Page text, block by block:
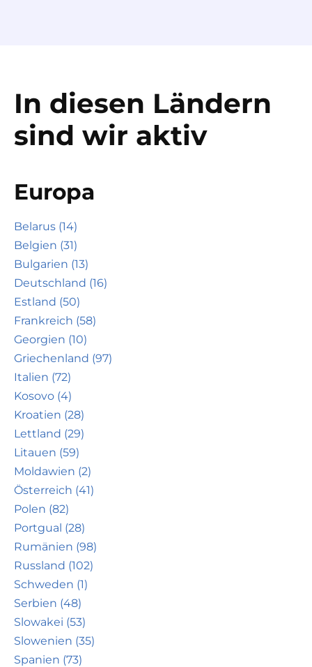
In diesen Ländern
sind wir aktiv
Europa
Belarus (14)
Belgien (31)
Bulgarien (13)
Deutschland (16)
Estland (50)
Frankreich (58)
Georgien (10)
Griechenland (97)
Italien (72)
Kosovo (4)
Kroatien (28)
Lettland (29)
Litauen (59)
Moldawien (2)
Österreich (41)
Polen (82)
Portgual (28)
Rumänien (98)
Russland (102)
Schweden (1)
Serbien (48)
Slowakei (53)
Slowenien (35)
Spanien (73)